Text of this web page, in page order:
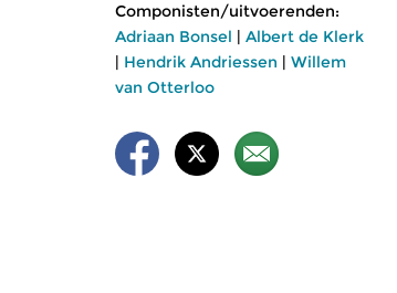
Componisten/uitvoerenden:
Adriaan Bonsel | Albert de Klerk
| Hendrik Andriessen | Willem
van Otterloo